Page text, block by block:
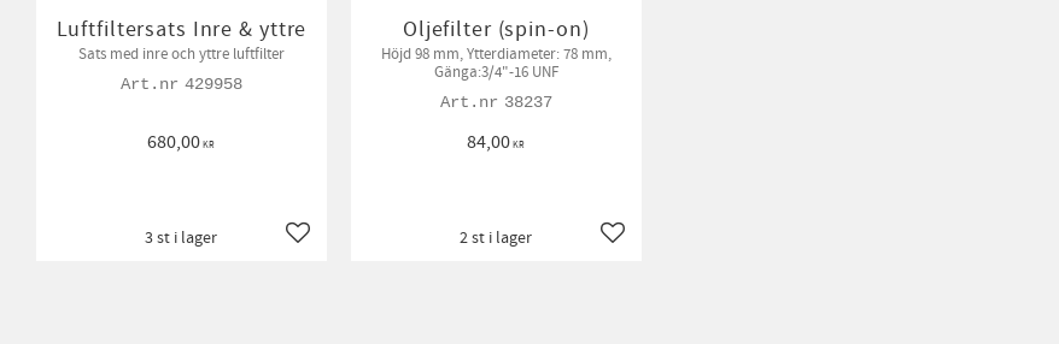
Luftfiltersats Inre & yttre
Sats med inre och yttre luftfilter
429958
680,00KR
Lägg till i favoriter
3 st i lager
Oljefilter (spin-on)
Höjd 98 mm, Ytterdiameter: 78 mm,
Gänga:3/4"-16 UNF
38237
84,00KR
Lägg till i favoriter
2 st i lager